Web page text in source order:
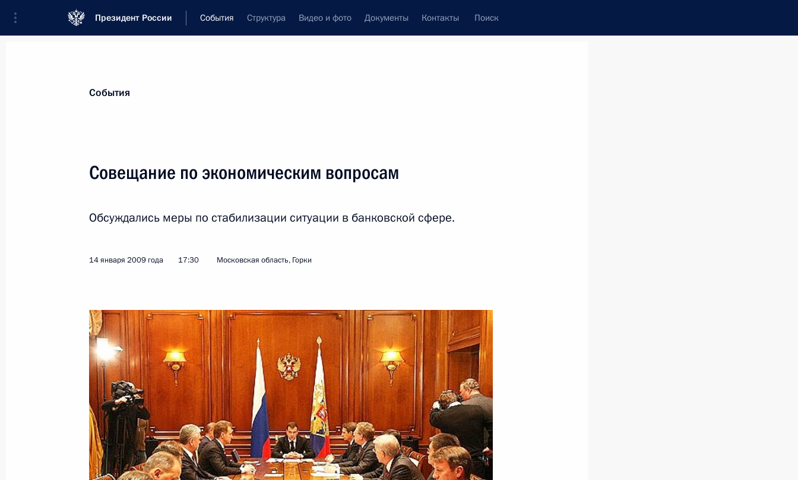
Президент России События Структура Видео и фото Документы Контакты Поиск
Новости
в должность Председателя Правительства Республики Хакасия
Встреча с главами правительств Болгарии, Молдавии
и Словакии – Сергеем Станишевым, Зинаидой Гречаной
и Робертом Фицо
14 января 2009 года, 22:30 Московская область, Барвиха
1
Телефонный разговор с Председателем Правительства Чешской
Республики, председательствующей в Евросоюзе, Мирославом
Тополанеком
14 января 2009 года, 22:00
События
Совещание по экономическим вопросам
Обсуждались меры по стабилизации ситуации в банковской сфере.
14 января 2009 года 17:30 Московская область, Горки